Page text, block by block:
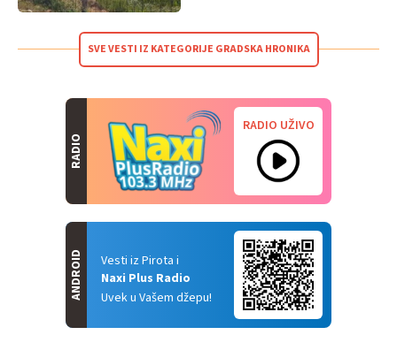
SVE VESTI IZ KATEGORIJE GRADSKA HRONIKA
RADIO
RADIO UŽIVO
Vesti iz Pirota i
Naxi Plus Radio
Uvek u Vašem džepu!
ANDROID